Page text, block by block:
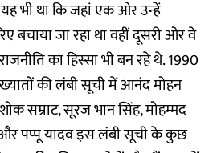
भी था कि जहां एक ओर उन्हें
बचाया जा रहा था वहीं दूसरी ओर वे
राजनीति का हिस्सा भी बन रहे थे. 1990
की लंबी सूची में आनंद मोहन
सम्राट, सूरज भान सिंह, मोहम्मद
और पप्पू यादव इस लंबी सूची के कुछ